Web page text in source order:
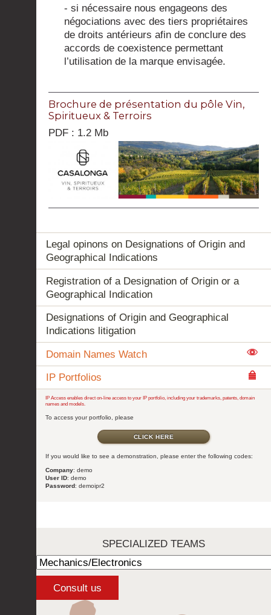
- si nécessaire nous engageons des
négociations avec des tiers propriétaires
de droits antérieurs afin de conclure des
accords de coexistence permettant
l’utilisation de la marque envisagée.
Brochure de présentation du pôle Vin,
Spiritueux & Terroirs
PDF : 1.2 Mb
Legal opinons on Designations of Origin and
Geographical Indications
Registration of a Designation of Origin or a
Geographical Indication
Designations of Origin and Geographical
Indications litigation
Domain Names Watch
IP Portfolios
IP Access enables direct on-line access to your IP portfolio, including your trademarks, patents, domain
names and models.
To access your portfolio, please
CLICK HERE
If you would like to see a demonstration, please enter the following codes:
Company: demo
User ID: demo
Password: demoipr2
SPECIALIZED TEAMS